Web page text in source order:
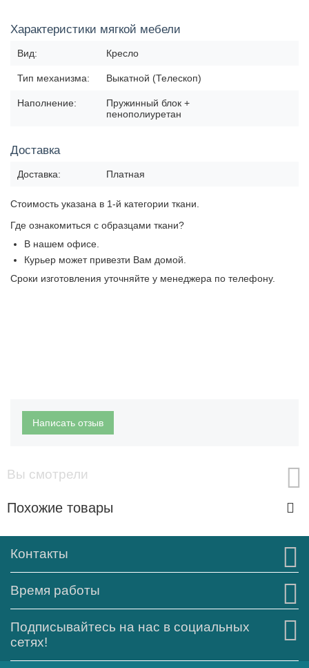
Характеристики мягкой мебели
Вид: Кресло
Тип механизма: Выкатной (Телескоп)
Наполнение:
Пружинный блок +
пенополиуретан
Доставка
Доставка: Платная
Стоимость указана в 1-й категории ткани.
Где ознакомиться с образцами ткани?
В нашем офисе.
Курьер может привезти Вам домой.
Сроки изготовления уточняйте у менеджера по телефону.
Написать отзыв
Вы смотрели
Похожие товары
Контакты
Время работы
Подписывайтесь на нас в социальных
сетях!